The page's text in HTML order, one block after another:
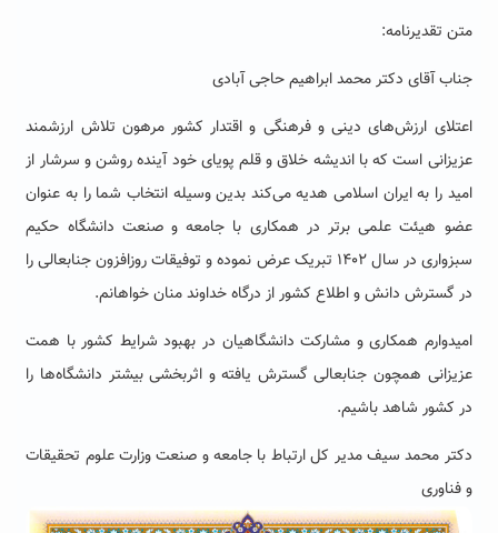
متن تقدیرنامه:
جناب آقای دکتر محمد ابراهیم حاجی آبادی
اعتلای ارزش‌های دینی و فرهنگی و اقتدار کشور مرهون تلاش ارزشمند
عزیزانی است که با اندیشه خلاق و قلم پویای خود آینده روشن و سرشار از
امید را به ایران اسلامی هدیه می‌کند بدین وسیله انتخاب شما را به عنوان
عضو هیئت علمی برتر در همکاری با جامعه و صنعت دانشگاه حکیم
سبزواری در سال ۱۴۰۲ تبریک عرض نموده و توفیقات روزافزون جنابعالی را
در گسترش دانش و اطلاع کشور از درگاه خداوند منان خواهانم.
امیدوارم همکاری و مشارکت دانشگاهیان در بهبود شرایط کشور با همت
عزیزانی همچون جنابعالی گسترش یافته و اثربخشی بیشتر دانشگاه‌ها را
در کشور شاهد باشیم.
دکتر محمد سیف مدیر کل ارتباط با جامعه و صنعت وزارت علوم تحقیقات
و فناوری